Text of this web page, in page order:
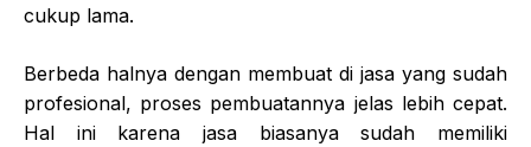
cukup lama.
Berbeda halnya dengan membuat di jasa yang sudah
profesional, proses pembuatannya jelas lebih cepat.
Hal ini karena jasa biasanya sudah memiliki